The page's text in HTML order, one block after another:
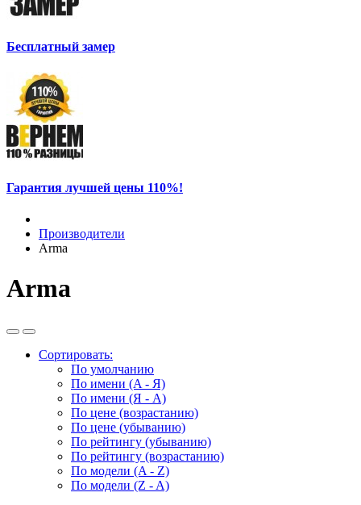
Бесплатный замер
Гарантия лучшей цены 110%!
Производители
Arma
Arma
Сортировать:
По умолчанию
По имени (A - Я)
По имени (Я - A)
По цене (возрастанию)
По цене (убыванию)
По рейтингу (убыванию)
По рейтингу (возрастанию)
По модели (A - Z)
По модели (Z - A)